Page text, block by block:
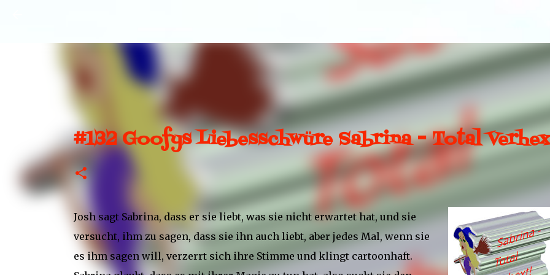
#132 Goofys Liebesschwüre Sabrina - Total
Josh sagt Sabrina, dass er sie liebt, was sie nicht erwartet hat, und sie
versucht, ihm zu sagen, dass sie ihn auch liebt, aber jedes Mal, wenn sie
es ihm sagen will, verzerrt sich ihre Stimme und klingt cartoonhaft.